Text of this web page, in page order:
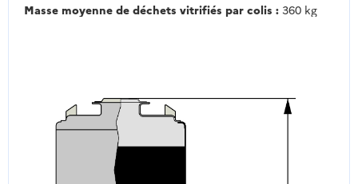
Masse moyenne de déchets vitrifiés par colis :360 kg